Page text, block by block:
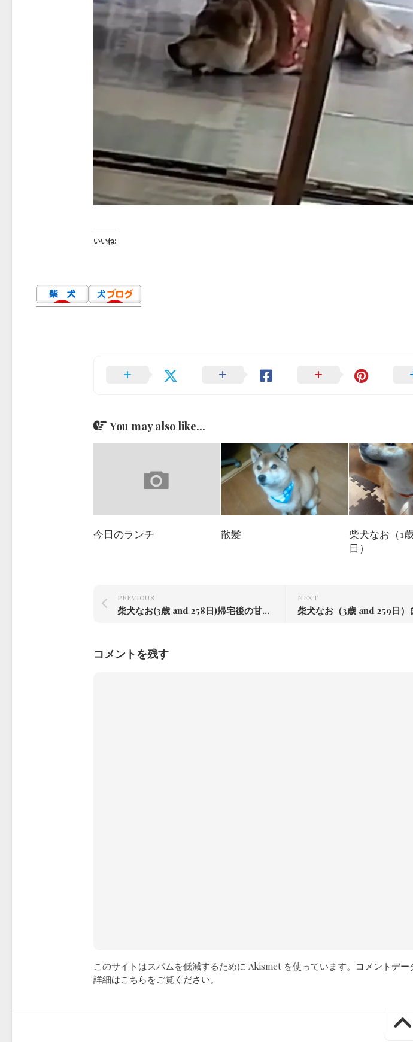
いいね:
You may also like...
今日のランチ 散髪
柴犬なお（1
日）
NEXT
PREVIOUS
柴犬なお(3歳 and 258日)帰宅後の甘え方#柴犬#柴犬のいる暮らし #赤根川辰巳荘出身
コメントを残す
このサイトはスパムを低減するために Akismet を使っています。 コメントデ
詳細はこちらをご覧ください。